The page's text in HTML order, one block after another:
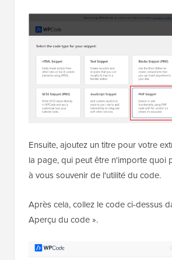
Ensuite, ajoutez un titre pour votre
la page, qui peut être n'importe quoi
à vous souvenir de l'utilité du code.
Après cela, collez le code ci-dessus
Aperçu du code ».